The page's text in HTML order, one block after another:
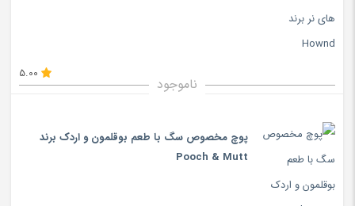
ناموجود
5.00
پوچ مخصوص سگ با طعم بوقلمون و اردک برند
Pooch & Mutt